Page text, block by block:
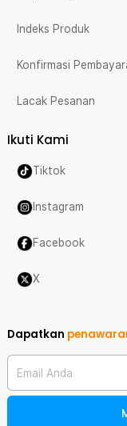
Indeks Produk
Konfirmasi
Lacak Pesanan
Ikuti Kami
Tiktok
Instagram
Facebook
X
Dapatkan
Email Anda